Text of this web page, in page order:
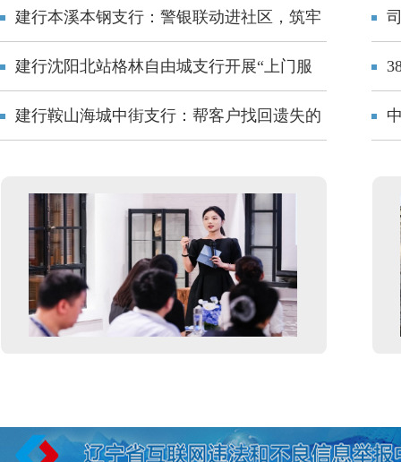
建行本溪本钢支行：警银联动进社区，筑牢
建行沈阳北站格林自由城支行开展“上门服
建行鞍山海城中街支行：帮客户找回遗失的